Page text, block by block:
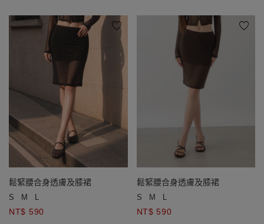
鬆緊腰合身透膚及膝裙
S M L
NT$ 590
鬆緊腰合身透膚及膝裙
S M L
NT$ 590